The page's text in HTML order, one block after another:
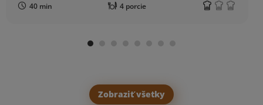
40 min 4 porcie
Zobraziť všetky